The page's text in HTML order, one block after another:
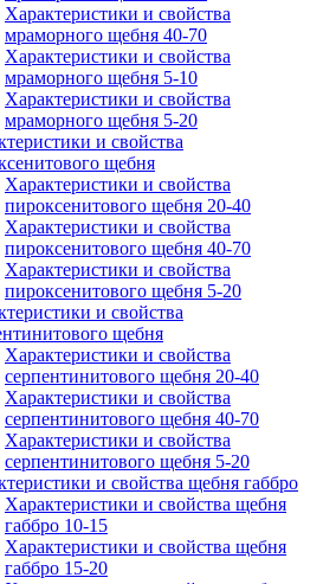
Характеристики и свойства
мраморного щебня 40-70
Характеристики и свойства
мраморного щебня 5-10
Характеристики и свойства
мраморного щебня 5-20
и свойства
щебня
Характеристики и свойства
пироксенитового щебня 20-40
Характеристики и свойства
пироксенитового щебня 40-70
Характеристики и свойства
пироксенитового щебня 5-20
и свойства
щебня
Характеристики и свойства
серпентинитового щебня 20-40
Характеристики и свойства
серпентинитового щебня 40-70
Характеристики и свойства
серпентинитового щебня 5-20
и свойства щебня габбро
Характеристики и свойства щебня
габбро 10-15
Характеристики и свойства щебня
габбро 15-20